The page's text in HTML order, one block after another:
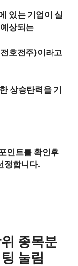
있는 기업이 실
상되는
호전주)이라고
상승탄력을 기
인트를 확인후
정합니다.
종목분
눌림